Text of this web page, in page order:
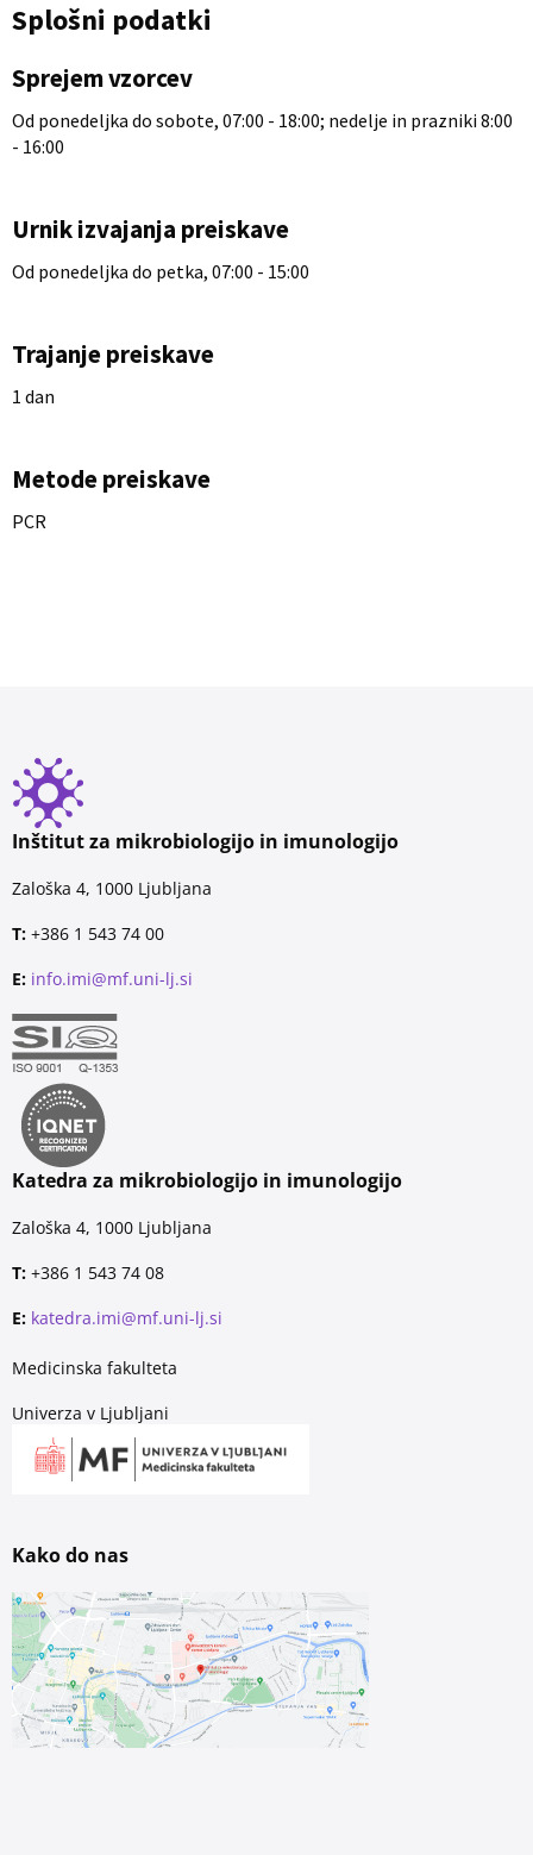
Splošni podatki
Sprejem vzorcev
Od ponedeljka do sobote, 07:00 - 18:00; nedelje in prazniki 8:00
- 16:00
Urnik izvajanja preiskave
Od ponedeljka do petka, 07:00 - 15:00
Trajanje preiskave
1 dan
Metode preiskave
PCR
Inštitut za mikrobiologijo in imunologijo
Zaloška 4, 1000 Ljubljana
T: +386 1 543 74 00
E: info.imi@mf.uni-lj.si
Katedra za mikrobiologijo in imunologijo
Zaloška 4, 1000 Ljubljana
T: +386 1 543 74 08
E: katedra.imi@mf.uni-lj.si
Medicinska fakulteta
Univerza v Ljubljani
Kako do nas